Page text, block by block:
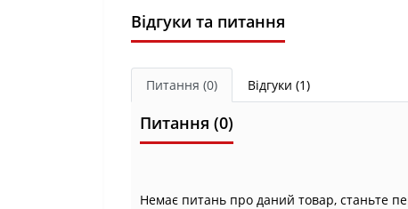
Відгуки та питання
Питання (0) Відгуки (1)
Питання (0)
Немає питань про даний товар, станьте